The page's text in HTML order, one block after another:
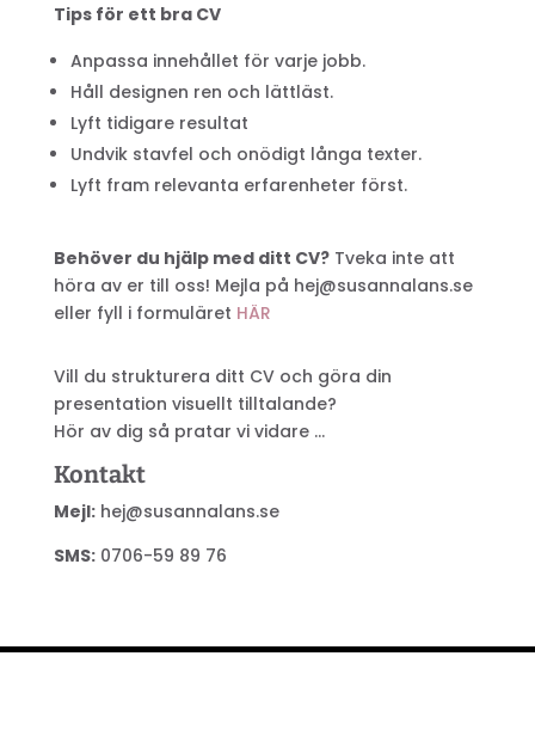
Tips för ett bra CV
Anpassa innehållet för varje jobb.
Håll designen ren och lättläst.
Lyft tidigare resultat
Undvik stavfel och onödigt långa texter.
Lyft fram relevanta erfarenheter först.
Behöver du hjälp med ditt CV?Tveka inte att
höra av er till oss! Mejla på hej@susannalans.se
eller fyll i formuläret HÄR
Vill du strukturera ditt CV och göra din
presentation visuellt tilltalande?
Hör av dig så pratar vi vidare …
Kontakt
Mejl: hej@susannalans.se
SMS:0706-59 89 76